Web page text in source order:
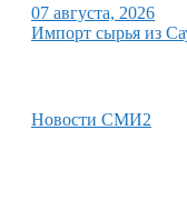
07 августа, 2026
Импорт сырья из
Новости СМИ2